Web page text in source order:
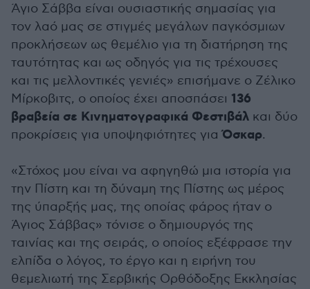
Άγιο Σάββα είναι ουσιαστικής σημασίας για
τον λαό μας σε στιγμές μεγάλων παγκόσμιων
προκλήσεων ως θεμέλιο για τη διατήρηση της
ταυτότητας και ως οδηγός για τις τρέχουσες
και τις μελλοντικές γενιές» επισήμανε ο Ζέλικο
Μίρκοβιτς, ο οποίος έχει αποσπάσει 136
βραβεία σε Κινηματογραφικά Φεστιβάλ και δύο
προκρίσεις για υποψηφιότητες γιαΌσκαρ.
«Στόχος μου είναι να αφηγηθώ μια ιστορία για
την Πίστη και τη δύναμη της Πίστης ως μέρος
της ύπαρξής μας, της οποίας φάρος ήταν ο
Άγιος Σάββας» τόνισε ο δημιουργός της
ταινίας και της σειράς, ο οποίος εξέφρασε την
ελπίδα ο λόγος, το έργο και η ειρήνη του
θεμελιωτή της Σερβικής Ορθόδοξης Εκκλησίας